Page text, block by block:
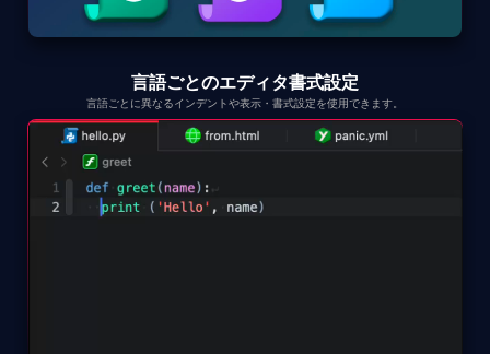
言語ごとのエディタ書式設定
言語ごとに異なるインデントや表示・書式設定を使用できます。